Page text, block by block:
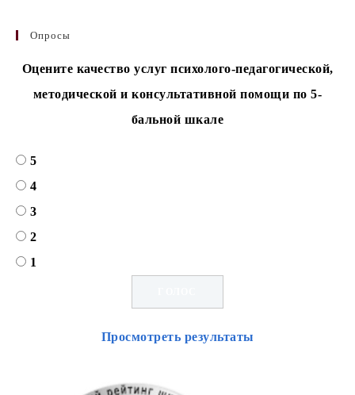
Опросы
Оцените качество услуг психолого-педагогической,
методической и консультативной помощи по 5-
бальной шкале
5
4
3
2
1
Просмотреть результаты